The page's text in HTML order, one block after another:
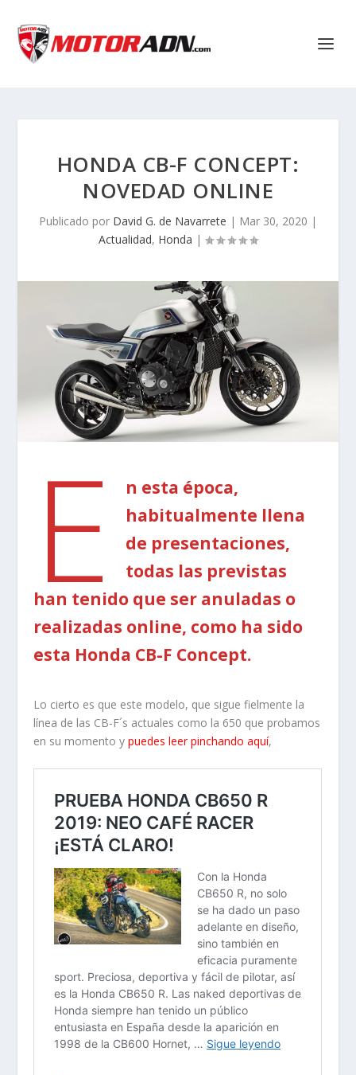
HONDA CB-F CONCEPT:
NOVEDAD ONLINE
Publicado por David G. de Navarrete | Mar 30, 2020 |
Actualidad, Honda |
E
n esta época,
habitualmente llena
de presentaciones,
todas las previstas
han tenido que ser anuladas o
realizadas online, como ha sido
esta Honda CB-F Concept.
Lo cierto es que este modelo, que sigue fielmente la
línea de las CB-F´s actuales como la 650 que probamos
en su momento ypuedes leer pinchando aquí,